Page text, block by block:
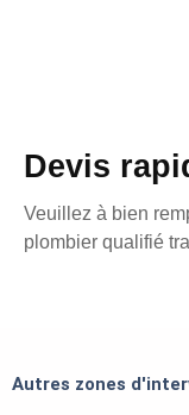
Devis
Veuillez à bien
plombier qualifié
Autres zones